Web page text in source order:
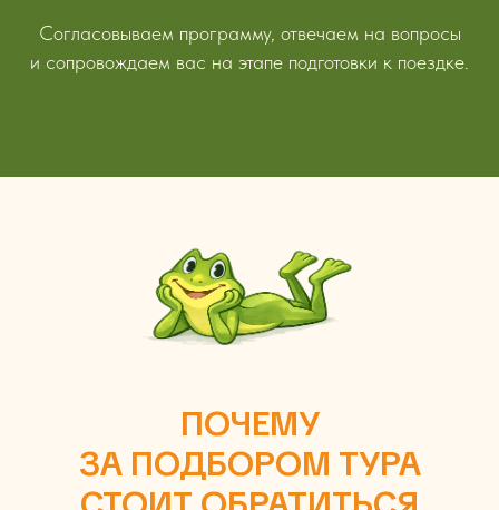
Согласовываем программу, отвечаем на вопросы
и сопровождаем вас на этапе подготовки к поездке.
ПОЧЕМУ
ЗА ПОДБОРОМ ТУРА